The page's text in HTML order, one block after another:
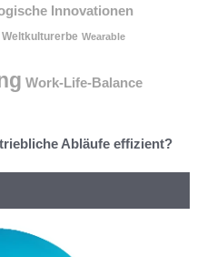
Innovationen
Weltkulturerbe Wearable
Work-Life-Balance
Abläufe effizient?